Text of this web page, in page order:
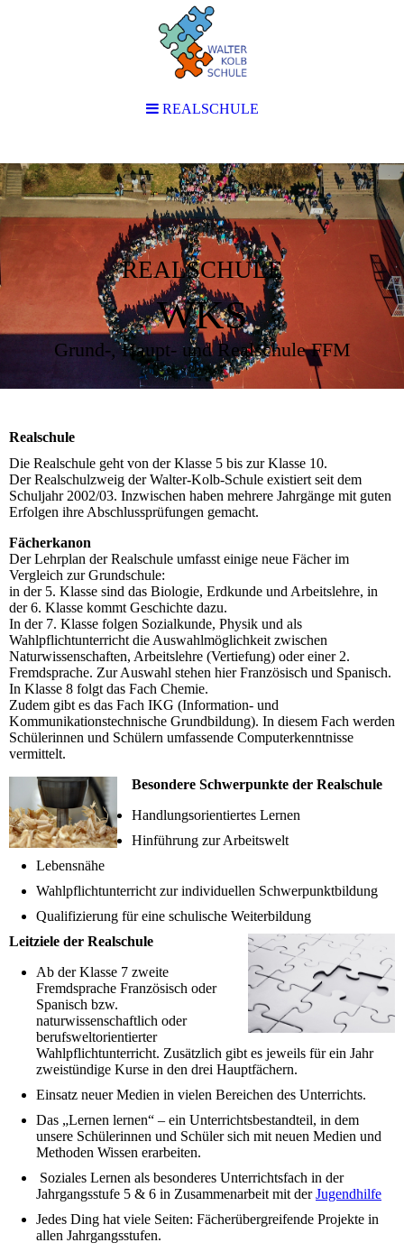
REALSCHULE
WKS
Grund-, Haupt- und Realschule FFM
Realschule
Die Realschule geht von der Klasse 5 bis zur Klasse 10.
Der Realschulzweig der Walter-Kolb-Schule existiert seit dem
Schuljahr 2002/03. Inzwischen haben mehrere Jahrgänge mit guten
Erfolgen ihre Abschlussprüfungen gemacht.
Fächerkanon
Der Lehrplan der Realschule umfasst einige neue Fächer im
Vergleich zur Grundschule:
in der 5. Klasse sind das Biologie, Erdkunde und Arbeitslehre, in
der 6. Klasse kommt Geschichte dazu.
In der 7. Klasse folgen Sozialkunde, Physik und als
Wahlpflichtunterricht die Auswahlmöglichkeit zwischen
Naturwissenschaften, Arbeitslehre (Vertiefung) oder einer 2.
Fremdsprache. Zur Auswahl stehen hier Französisch und Spanisch.
In Klasse 8 folgt das Fach Chemie.
Zudem gibt es das Fach IKG (Information- und
Kommunikationstechnische Grundbildung). In diesem Fach werden
Schülerinnen und Schülern umfassende Computerkenntnisse
vermittelt.
Besondere Schwerpunkte der Realschule
Handlungsorientiertes Lernen
Hinführung zur Arbeitswelt
Lebensnähe
Wahlpflichtunterricht zur individuellen Schwerpunktbildung
Qualifizierung für eine schulische Weiterbildung
Leitziele der Realschule
Ab der Klasse 7 zweite
Fremdsprache Französisch oder
Spanisch bzw.
naturwissenschaftlich oder
berufsweltorientierter
Wahlpflichtunterricht. Zusätzlich gibt es jeweils für ein Jahr
zweistündige Kurse in den drei Hauptfächern.
Einsatz neuer Medien in vielen Bereichen des Unterrichts.
Das „Lernen lernen“ – ein Unterrichtsbestandteil, in dem
unsere Schülerinnen und Schüler sich mit neuen Medien und
Methoden Wissen erarbeiten.
Soziales Lernen als besonderes Unterrichtsfach in der
Jahrgangsstufe 5 & 6 in Zusammenarbeit mit derJugendhilfe
Jedes Ding hat viele Seiten: Fächerübergreifende Projekte in
allen Jahrgangsstufen.
REALSCHULE